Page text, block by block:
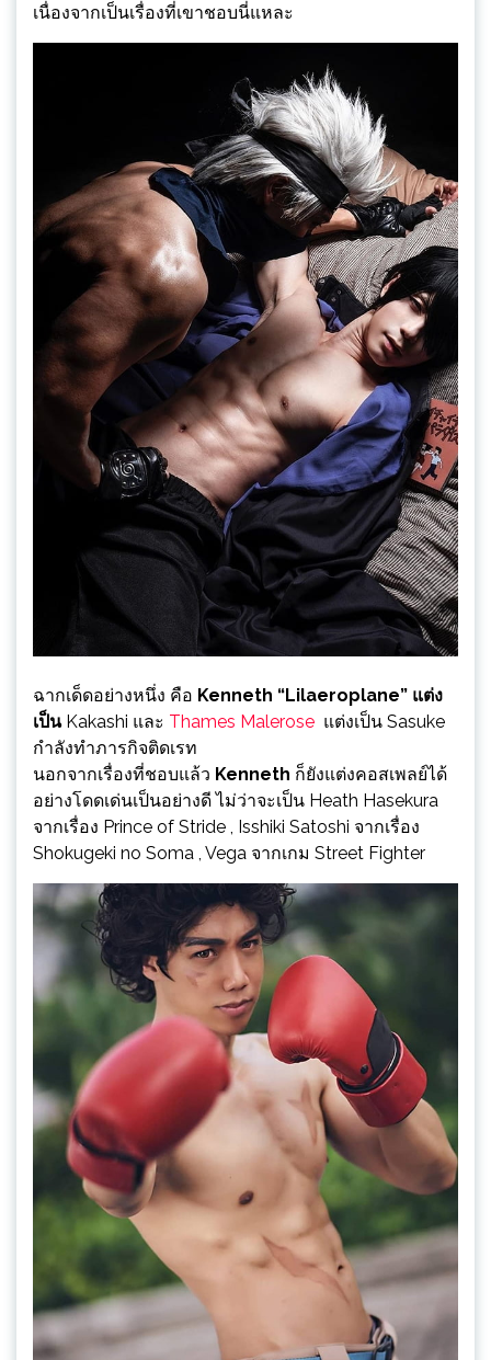
เนื่องจากเป็นเรื่องที่เขาชอบนี่แหละ
ฉากเด็ดอย่างหนึ่ง คือ Kenneth “Lilaeroplane” แต่ง
เป็นKakashi และ Thames Malerose แต่งเป็น Sasuke
กำลังทำภารกิจติดเรท
นอกจากเรื่องที่ชอบแล้ว Kenneth ก็ยังแต่งคอสเพลย์ได้
อย่างโดดเด่นเป็นอย่างดี ไม่ว่าจะเป็น Heath Hasekura
จากเรื่อง Prince of Stride , Isshiki Satoshi จากเรื่อง
Shokugeki no Soma , Vega จากเกม Street Fighter